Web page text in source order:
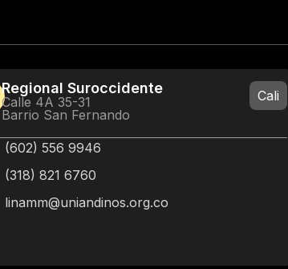
Regional Suroccidente
Calle 4A 35-31
Barrio San Fernando
Cali
(602) 556 9946
(318) 821 6760
linamm@uniandinos.org.co